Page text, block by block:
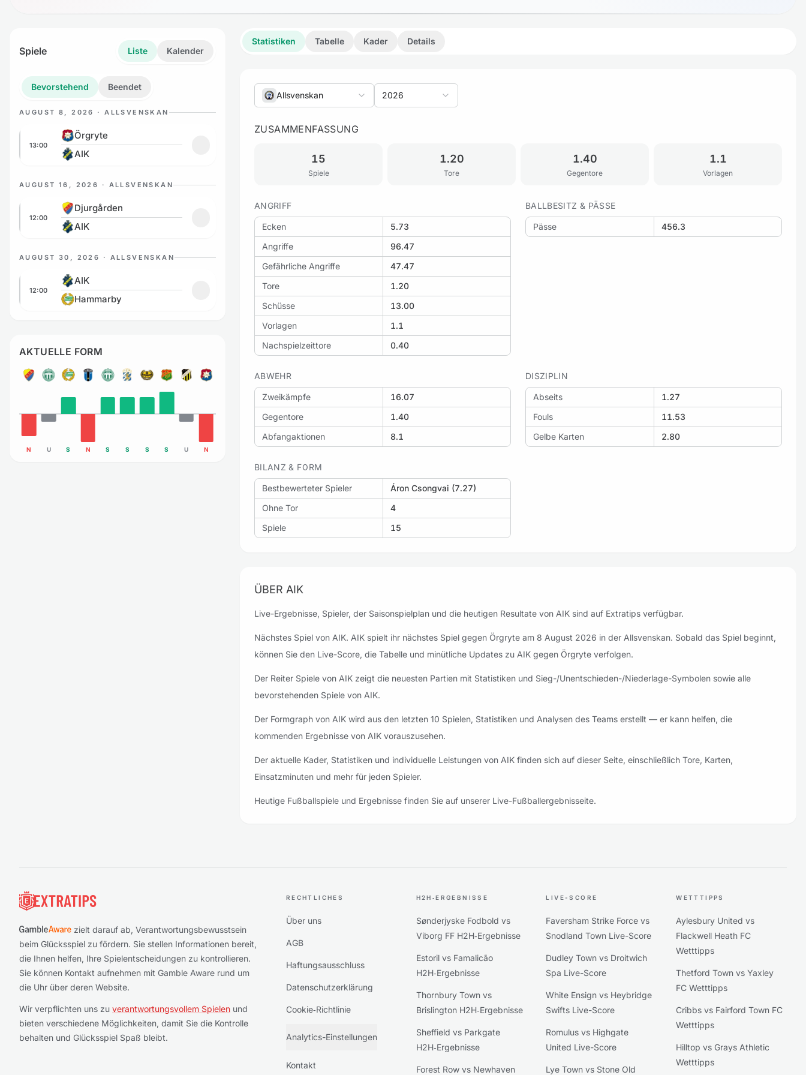
Spiele Liste Kalender
Bevorstehend Beendet
AUGUST 8, 2026 · ALLSVENSKAN
Örgryte vs AIK
13:00
Örgryte
AIK
AUGUST 16, 2026 · ALLSVENSKAN
Djurgården vs AIK
12:00
Djurgården
AIK
Zu Favoriten hinzufügen: Djurgården vs AIK
AUGUST 30, 2026 · ALLSVENSKAN
AIK vs Hammarby
12:00
AIK
Hammarby
Zu Favoriten hinzufügen: AIK vs Hammarby
AKTUELLE FORM
N U S N S S S S U N
Statistiken Tabelle Kader Details
Allsvenskan 2026
ZUSAMMENFASSUNG
15
Spiele
1.20
Tore
1.40
Gegentore
1.1
Vorlagen
ANGRIFF
Ecken
5.73
Angriffe
96.47
Gefährliche Angriffe
47.47
Tore
1.20
Schüsse
13.00
Vorlagen
1.1
Nachspielzeittore
0.40
BALLBESITZ & PÄSSE
Pässe 456.3
ABWEHR
Zweikämpfe
16.07
Gegentore
1.40
Abfangaktionen
8.1
DISZIPLIN
Abseits
1.27
Fouls
11.53
Gelbe Karten
2.80
BILANZ & FORM
Bestbewerteter Spieler
Áron Csongvai (7.27)
Ohne Tor
4
Spiele
15
ÜBER AIK
Live-Ergebnisse, Spieler, der Saisonspielplan und die heutigen Resultate von AIK sind auf Extratips verfügbar.
Nächstes Spiel von AIK. AIK spielt ihr nächstes Spiel gegen Örgryte am 8 August 2026 in der Allsvenskan. Sobald das Spiel beginnt,
können Sie den Live-Score, die Tabelle und minütliche Updates zu AIK gegen Örgryte verfolgen.
Der Reiter Spiele von AIK zeigt die neuesten Partien mit Statistiken und Sieg-/Unentschieden-/Niederlage-Symbolen sowie alle
bevorstehenden Spiele von AIK.
Der Formgraph von AIK wird aus den letzten 10 Spielen, Statistiken und Analysen des Teams erstellt — er kann helfen, die
kommenden Ergebnisse von AIK vorauszusehen.
Der aktuelle Kader, Statistiken und individuelle Leistungen von AIK finden sich auf dieser Seite, einschließlich Tore, Karten,
Einsatzminuten und mehr für jeden Spieler.
Heutige Fußballspiele und Ergebnisse finden Sie auf unserer Live-Fußballergebnisseite.
zielt darauf ab, Verantwortungsbewusstsein
beim Glücksspiel zu fördern. Sie stellen Informationen bereit,
die Ihnen helfen, Ihre Spielentscheidungen zu kontrollieren.
Sie können Kontakt aufnehmen mit Gamble Aware rund um
die Uhr über deren Website.
Wir verpflichten uns zu verantwortungsvollem Spielen und
bieten verschiedene Möglichkeiten, damit Sie die Kontrolle
behalten und Glücksspiel Spaß bleibt.
RECHTLICHES
Über uns
AGB
Haftungsausschluss
Datenschutzerklärung
Cookie‑Richtlinie
Analytics-Einstellungen
Kontakt
H2H‑ERGEBNISSE
Sønderjyske Fodbold vs
Viborg FF H2H‑Ergebnisse
Estoril vs Famalicão
H2H‑Ergebnisse
Thornbury Town vs
Brislington H2H‑Ergebnisse
Sheffield vs Parkgate
H2H‑Ergebnisse
Forest Row vs Newhaven
LIVE-SCORE
Faversham Strike Force vs
Snodland Town Live-Score
Dudley Town vs Droitwich
Spa Live-Score
White Ensign vs Heybridge
Swifts Live-Score
Romulus vs Highgate
United Live-Score
Lye Town vs Stone Old
WETTTIPPS
Aylesbury United vs
Flackwell Heath FC
Wetttipps
Thetford Town vs Yaxley
FC Wetttipps
Cribbs vs Fairford Town FC
Wetttipps
Hilltop vs Grays Athletic
Wetttipps